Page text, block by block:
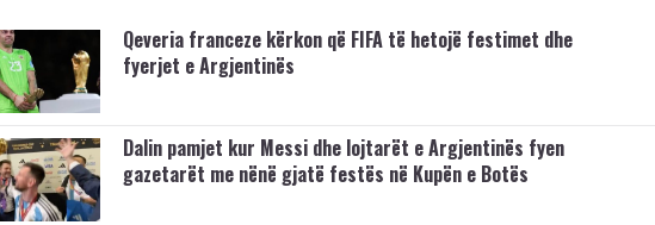
Qeveria franceze kërkon që FIFA të hetojë festimet dhe
fyerjet e Argjentinës
Dalin pamjet kur Messi dhe lojtarët e Argjentinës fyen
gazetarët me nënë gjatë festës në Kupën e Botës